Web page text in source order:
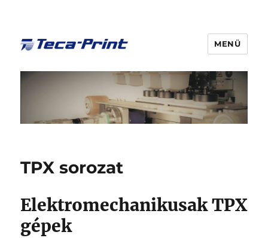
MENÜ
TPX sorozat
Elektromechanikusak TPX
gépek